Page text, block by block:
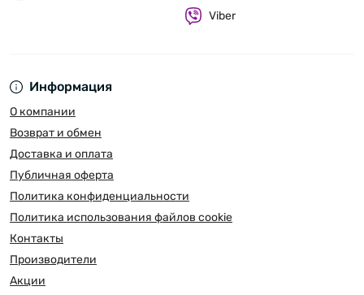
Информация
О компании
Возврат и обмен
Доставка и оплата
Публичная оферта
Политика конфиденциальности
Политика использования файлов cookie
Контакты
Производители
Акции
Viber